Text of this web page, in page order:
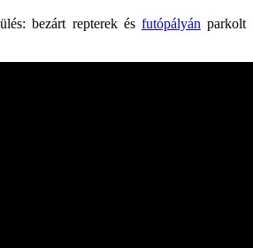
bezárt repterek és futópályán parkolt